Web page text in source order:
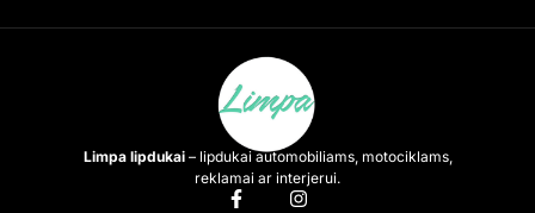
Limpa lipdukai– lipdukai automobiliams, motociklams,
reklamai ar interjerui.